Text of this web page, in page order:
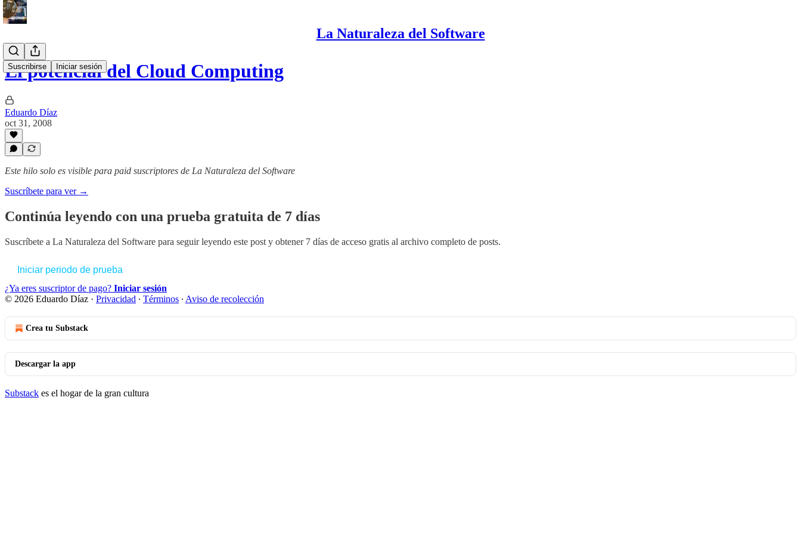
La Naturaleza del Software
Suscribirse Iniciar sesión
El potencial del Cloud Computing
Eduardo Díaz
oct 31, 2008
Este hilo solo es visible para paid suscriptores de La Naturaleza del Software
Suscríbete para ver →
Continúa leyendo con una prueba gratuita de 7 días
Suscríbete a La Naturaleza del Software para seguir leyendo este post y obtener 7 días de acceso gratis al archivo completo de posts.
Iniciar periodo de prueba
¿Ya eres suscriptor de pago? Iniciar sesión
© 2026 Eduardo Díaz · Privacidad ∙ Términos ∙ Aviso de recolección
Crea tu Substack
Descargar la app
Substack es el hogar de la gran cultura